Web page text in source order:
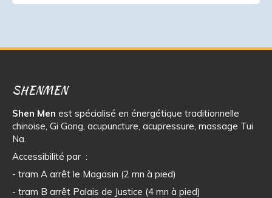
SHENMEN
Shen Men est spécialisé en énergétique traditionnelle
chinoise, Gi Gong, acupuncture, acupressure, massage Tui
Na.
Accessibilité par :
- tram A arrêt le Magasin (2 mn à pied)
- tram B arrêt Palais de Justice (4 mn à pied)